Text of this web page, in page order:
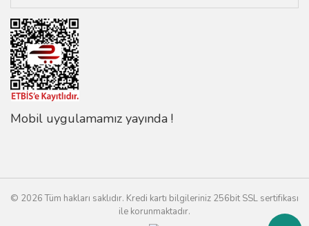
Mobil uygulamamız yayında !
© 2026 Tüm hakları saklıdır. Kredi kartı bilgileriniz 256bit SSL sertifikası
ile korunmaktadır.